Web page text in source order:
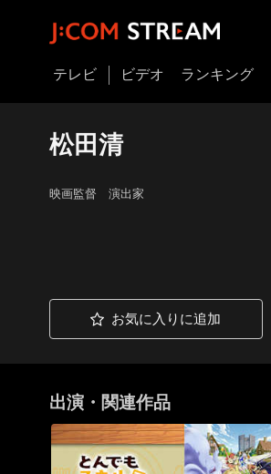
テレビ ビデオ ランキング
松田清
映画監督 演出家
お気に入りに追加
出演・関連作品